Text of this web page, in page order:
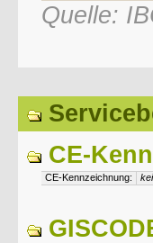
Quelle:
CE-
CE-Kennzeichnung: